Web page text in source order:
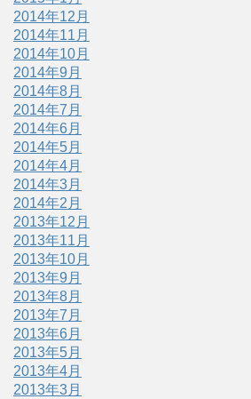
2014年12月
2014年11月
2014年10月
2014年9月
2014年8月
2014年7月
2014年6月
2014年5月
2014年4月
2014年3月
2014年2月
2013年12月
2013年11月
2013年10月
2013年9月
2013年8月
2013年7月
2013年6月
2013年5月
2013年4月
2013年3月